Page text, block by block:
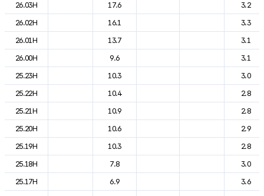
26.03H
17.6
3.2
26.02H
16.1
3.3
26.01H
13.7
3.1
26.00H
9.6
3.1
25.23H
10.3
3.0
25.22H
10.4
2.8
25.21H
10.9
2.8
25.20H
10.6
2.9
25.19H
10.3
2.8
25.18H
7.8
3.0
25.17H
6.9
3.6